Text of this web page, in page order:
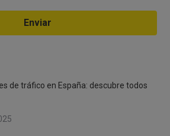
de tráfico en España: descubre todos